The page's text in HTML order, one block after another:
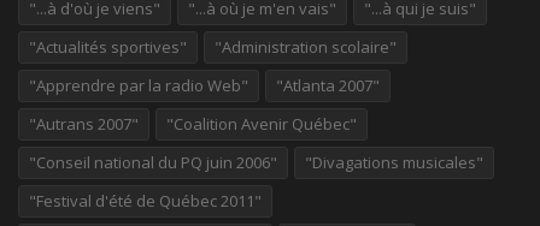
"...à d'où je viens" "...à où je m'en vais"
"...à qui je suis"
"Actualités sportives"
"Administration scolaire"
"Apprendre par la radio Web"
"Atlanta 2007"
"Autrans 2007"
"Coalition Avenir Québec"
"Conseil national du PQ juin 2006"
"Divagations musicales"
"Festival d'été de Québec 2011"